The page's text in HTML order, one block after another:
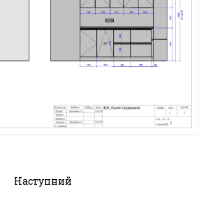
Наступний